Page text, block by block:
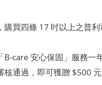
購買四條 17 吋以上之普
care 安心保固」服務一年
通過，即可獲贈 $500 元